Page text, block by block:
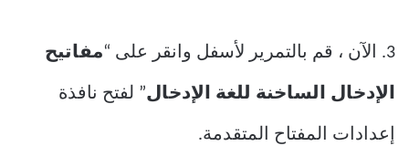
3. الآن ، قم بالتمرير لأسفل وانقر على “ مفاتيح
الإدخال الساخنة للغة الإدخال” لفتح نافذة
إعدادات المفتاح المتقدمة.